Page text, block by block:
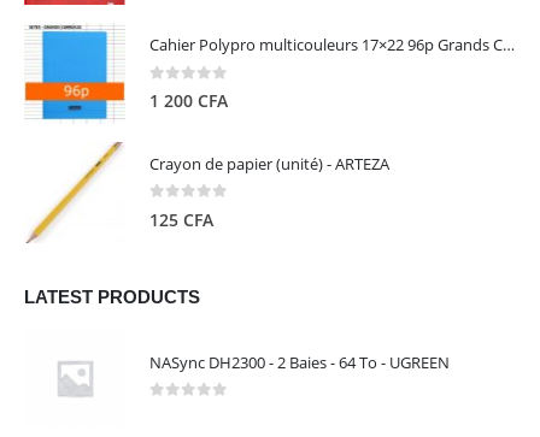
Cahier Polypro multicouleurs 17×22 96p Grands Carreaux Séyès 90g - CALLIGRAPHE
1 200 CFA
Crayon de papier (unité) - ARTEZA
125 CFA
LATEST PRODUCTS
NASync DH2300 - 2 Baies - 64 To - UGREEN